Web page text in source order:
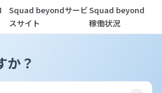
Squad beyondサービ
スサイト
Squad beyond
稼働状況
か？